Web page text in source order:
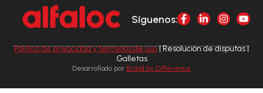
Síguenos:
Política de privacidad y términos de uso| Resolución de disputas |
Galletas
Desarrollado por Brand by Difference